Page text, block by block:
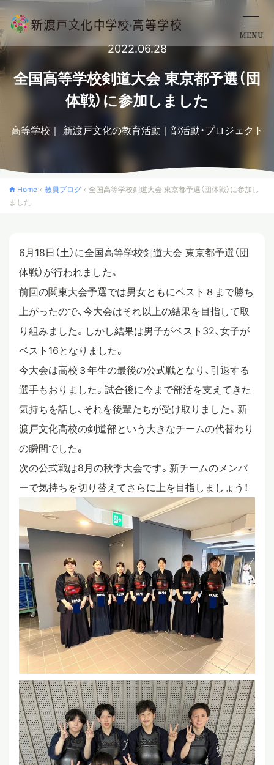
学校概要
入学案内
クロスカリキュラム
スタディツアー
ニュース
教員ブログ
在校生・保護者・卒業生の方へ
MENU
2022.06.28
全国高等学校剣道大会 東京都予選（団
体戦）に参加しました
高等学校 新渡戸文化の教育活動 部活動・プロジェクト
Home » 教員ブログ » 全国高等学校剣道大会 東京都予選（団体戦）に参加し
ました
6月18日（土）に全国高等学校剣道大会 東京都予選（団
体戦）が行われました。
前回の関東大会予選では男女ともにベスト８まで勝ち
上がったので、今大会はそれ以上の結果を目指して取
り組みました。しかし結果は男子がベスト32、女子が
ベスト16となりました。
今大会は高校３年生の最後の公式戦となり、引退する
選手もおりました。試合後に今まで部活を支えてきた
気持ちを話し、それを後輩たちが受け取りました。新
渡戸文化高校の剣道部という大きなチームの代替わり
の瞬間でした。
次の公式戦は8月の秋季大会です。新チームのメンバ
ーで気持ちを切り替えてさらに上を目指しましょう！